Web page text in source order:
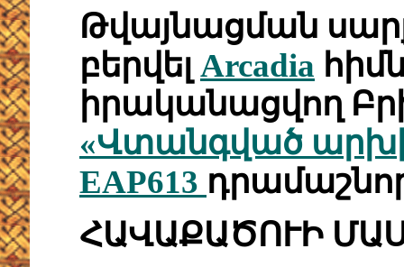
Թվայնացման
բերվել Arcadia
իրականացվող
«Վտանգված
EAP613
ՀԱՎԱՔԱԾՈՒԻ